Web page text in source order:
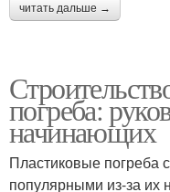
читать дальше →
погреба:
начинающих
Пластиковые погреба
популярными из-за их